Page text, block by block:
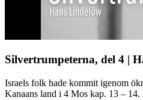
Silvertrumpeterna, del 4 |
Israels folk hade kommit igenom
Kanaans land i 4 Mos kap. 13 –